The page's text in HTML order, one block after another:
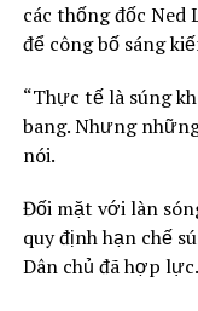
các thống đốc Ned
để công bố sáng
“Thực tế là súng
bang. Nhưng
nói.
Đối mặt với làn
quy định hạn chế
Dân chủ đã hợp lực.